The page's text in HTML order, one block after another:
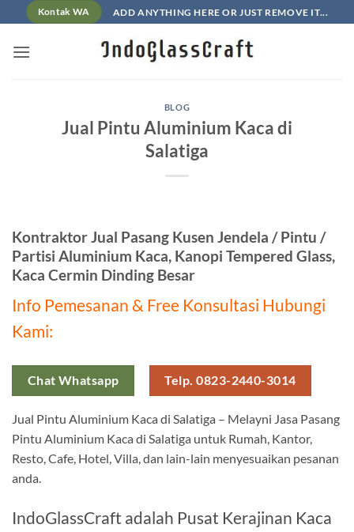
to
content
Kontak WA ADD ANYTHING HERE OR JUST REMOVE IT...
BLOG
Jual Pintu Aluminium Kaca di
Salatiga
Kontraktor Jual Pasang Kusen Jendela / Pintu /
Partisi Aluminium Kaca, Kanopi Tempered Glass,
Kaca Cermin Dinding Besar
Info Pemesanan & Free Konsultasi Hubungi
Kami:
Chat Whatsapp Telp. 0823-2440-3014
Jual Pintu Aluminium Kaca di Salatiga – Melayni Jasa Pasang
Pintu Aluminium Kaca di Salatiga untuk Rumah, Kantor,
Resto, Cafe, Hotel, Villa, dan lain-lain menyesuaikan pesanan
anda.
IndoGlassCraft adalah Pusat Kerajinan Kaca